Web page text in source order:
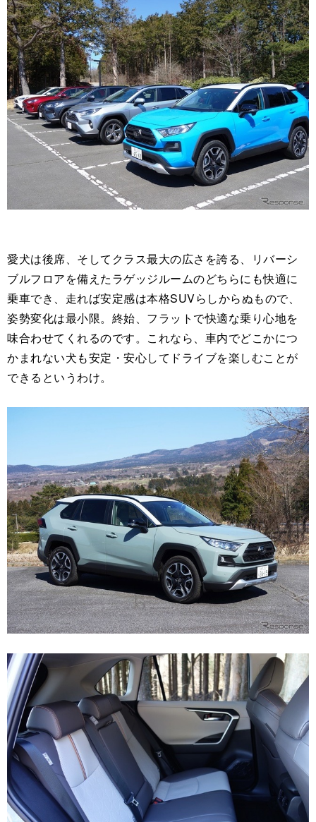
愛犬は後席、そしてクラス最大の広さを誇る、リバーシ
ブルフロアを備えたラゲッジルームのどちらにも快適に
乗車でき、走れば安定感は本格SUVらしからぬもので、
姿勢変化は最小限。終始、フラットで快適な乗り心地を
味合わせてくれるのです。これなら、車内でどこかにつ
かまれない犬も安定・安心してドライブを楽しむことが
できるというわけ。